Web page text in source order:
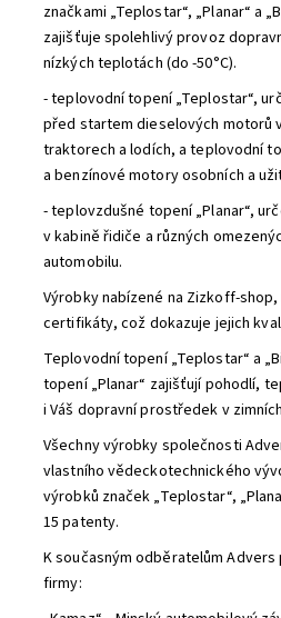
značkami „Teplostar“, „Planar“ a
zajišťuje spolehlivý provoz
nízkých teplotách (do -50°С).
- teplovodní topení „Teplostar“,
před startem dieselových motorů
traktorech a lodích, a teplovodní
a benzínové motory osobních a
- teplovzdušné topení „Planar“,
v kabině řidiče a různých
automobilu.
Výrobky nabízené na Zizkoff-
certifikáty, což dokazuje jejich
Teplovodní topení „Teplostar“ a
topení „Planar“ zajišťují pohodlí,
i Váš dopravní prostředek v
Všechny výrobky společnosti
vlastního vědeckotechnického
výrobků značek „Teplostar“,
15 patenty.
K současným odběratelům
firmy: